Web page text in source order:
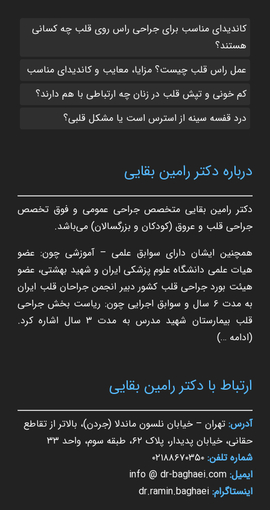
کاندیدای مناسب برای جراحی راس روی قلب چه کسانی
هستند؟
عمل راس قلب چیست؟ مزایا، معایب و کاندیدای مناسب
کم‌ خونی و تپش قلب در زنان چه ارتباطی با هم دارند؟
درد قفسه سینه از استرس است یا مشکل قلبی؟
درباره دکتر رامین بقایی
دکتر رامین بقایی متخصص جراحی عمومی و فوق تخصص
جراحی قلب و عروق (کودکان و بزرگسالان) می‌باشد.
همچنین ایشان دارای سوابق علمی – آموزشی چون: عضو
هیات علمی دانشگاه علوم پزشکی ایران و شهید بهشتی، عضو
هیئت بورد جراحی قلب کشور دبیر انجمن جراحان قلب ایران
به مدت ۶ سال و سوابق اجرایی چون: ریاست بخش جراحی
قلب بیمارستان شهید مدرس به مدت ۳ سال اشاره کرد.
(ادامه …)
ارتباط با دکتر رامین بقایی
آدرس: تهران – خیابان نلسون ماندلا (جردن)، بالاتر از تقاطع
حقانی، خیابان پدیدار، پلاک ۶۲، طبقه سوم، واحد ۳۳
شماره تلفن: ۰۲۱۸۸۶۷۰۳۵۰
ایمیل: info @ dr-baghaei.com
اینستاگرام: dr.ramin.baghaei